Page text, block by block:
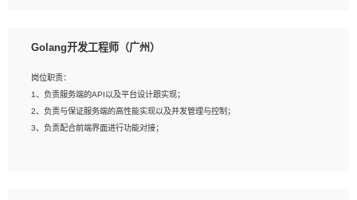
2、熟悉PostgreSQL、redis、MongoDB、ElasticSearch等开源数据库运维管理，
4、熟悉Hadoop、HBASE、Spark等大数据平台优先。
5、熟悉linux或任意一种unix操作系统，如有较强操作系统侧工作经验者优先。
6、具备丰富的项目实施经验，较强的自我学习能力。
Golang开发工程师（广州）
岗位职责：
1、负责服务端的API以及平台设计跟实现；
2、负责与保证服务端的高性能实现以及并发管理与控制；
3、负责配合前端界面进行功能对接；